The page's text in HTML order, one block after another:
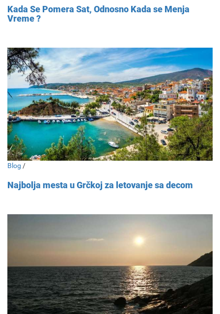
Kada Se Pomera Sat, Odnosno Kada se Menja
Vreme ?
Blog /
Najbolja mesta u Grčkoj za letovanje sa decom